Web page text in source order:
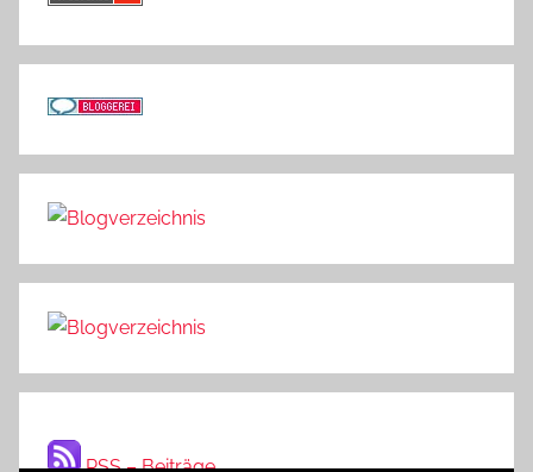
RSS – Beiträge